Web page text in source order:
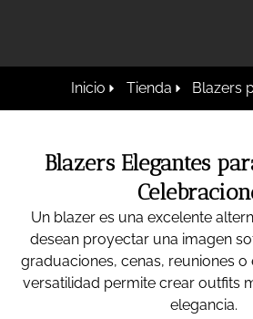
Inicio Tienda Blazers
Blazers Elegantes
Un blazer es una excelente
desean proyectar una imagen
graduaciones, cenas, reuniones o
versatilidad permite crear outfits
elegancia.